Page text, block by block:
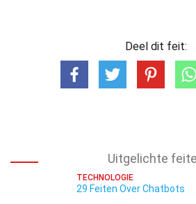
Deel dit feit:
Uitgelichte
TECHNOLOGIE
29 Feiten Over Chatbots